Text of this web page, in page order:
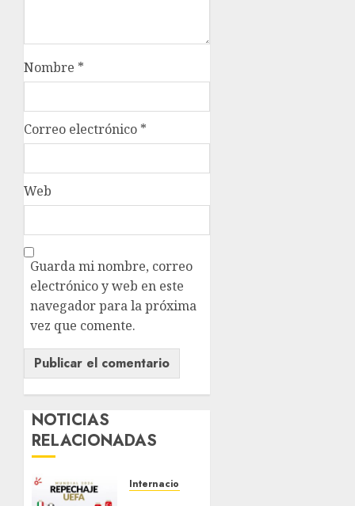
Nombre *
Correo electrónico *
Web
Guarda mi nombre, correo
electrónico y web en este
navegador para la próxima
vez que comente.
NOTICIAS
RELACIONADAS
Internacional